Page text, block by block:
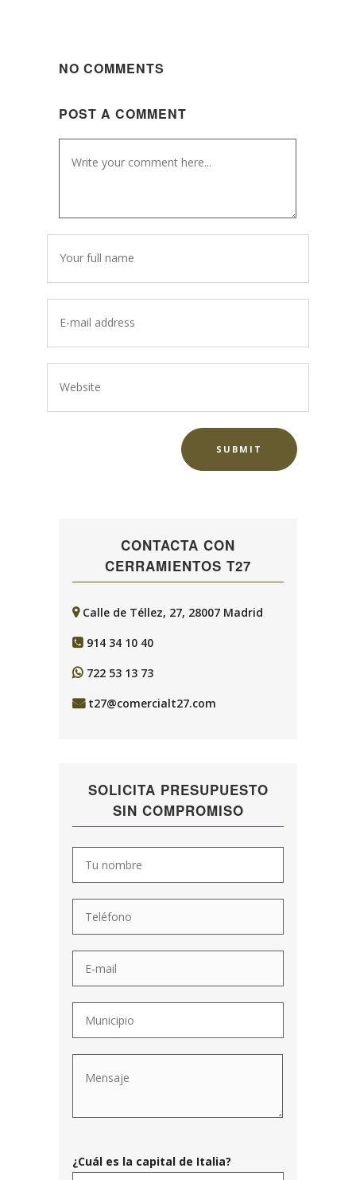
NO COMMENTS
POST A COMMENT
CONTACTA CON
CERRAMIENTOS T27
Calle de Téllez, 27, 28007 Madrid
914 34 10 40
722 53 13 73
t27@comercialt27.com
SOLICITA PRESUPUESTO
SIN COMPROMISO
¿Cuál es la capital de Italia?